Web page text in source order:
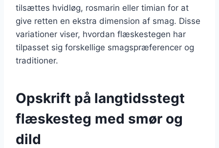
tilsættes hvidløg, rosmarin eller timian for at
give retten en ekstra dimension af smag. Disse
variationer viser, hvordan flæskestegen har
tilpasset sig forskellige smagspræferencer og
traditioner.
Opskrift på langtidsstegt
flæskesteg med smør og
dild